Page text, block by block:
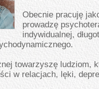
Obecnie pracuję
prowadzę
indywidualnej,
towarzyszę ludziom,
w relacjach, lęki,